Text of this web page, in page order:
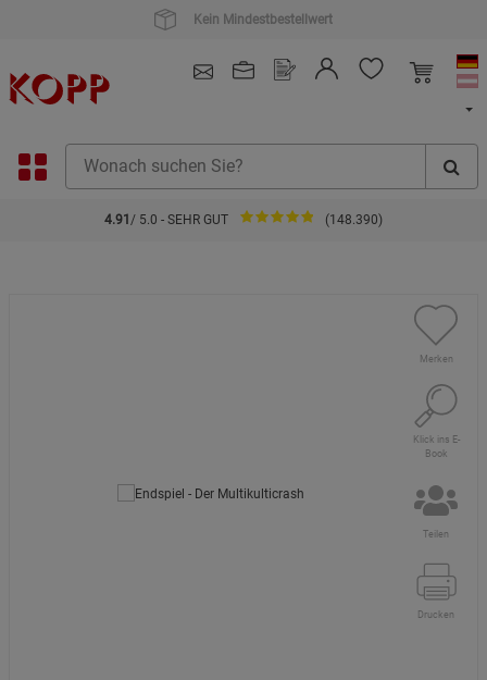
4.91 / 5.0 - SEHR GUT (148.390)
Merken
Klick ins E-
Book
Teilen
Drucken